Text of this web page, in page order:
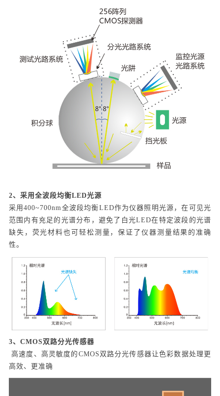
2、采用全波段均衡LED光源
采用400~700nm全波段均衡LED作为仪器照明光源，在可见光
范围内有充足的光谱分布，避免了白光LED在特定波段的光谱
缺失，荧光材料也可轻松测量，保证了仪器测量结果的准确
性。
3、CMOS双路分光传感器
高速度、高灵敏度的CMOS双路分光传感器让色彩数据处理更
高效、更准确